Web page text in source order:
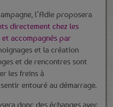
l’Adie proposera
directement chez les
accompagnés par
et la création
et de rencontres sont
les freins à
entouré au démarrage.
donc des échanges avec